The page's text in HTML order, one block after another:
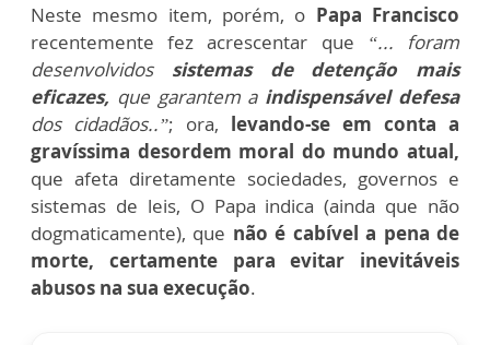
Neste mesmo item, porém, o Papa Francisco
recentemente fez acrescentar que “... foram
desenvolvidos sistemas de detenção mais
eficazes, que garantem a indispensável defesa
dos cidadãos..”; ora, levando-se em conta a
gravíssima desordem moral do mundo atual,
que afeta diretamente sociedades, governos e
sistemas de leis, O Papa indica (ainda que não
dogmaticamente), que não é cabível a pena de
morte, certamente para evitar inevitáveis
abusos na sua execução.